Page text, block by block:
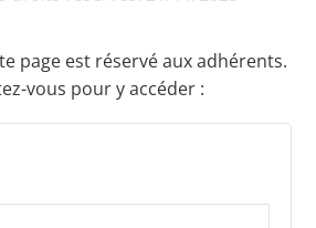
Culture
page est réservé aux adhérents.
vous pour y accéder :